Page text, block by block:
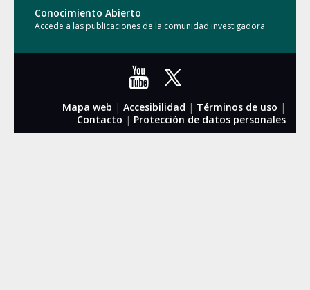
Conocimiento Abierto
Accede a las publicaciones de la comunidad investigadora
Mapa web | Accesibilidad | Términos de uso |
Contacto | Protección de datos personales